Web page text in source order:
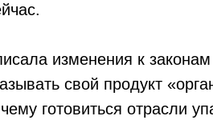
изменения к
свой продукт
готовиться отрасли